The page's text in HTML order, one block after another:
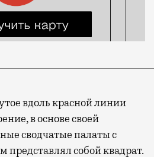
вдоль красной линии
в основе своей
сводчатые палаты с
представлял собой квадрат.